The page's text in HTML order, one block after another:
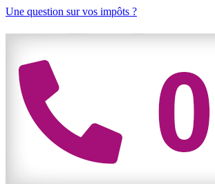
Une question sur vos impôts ?